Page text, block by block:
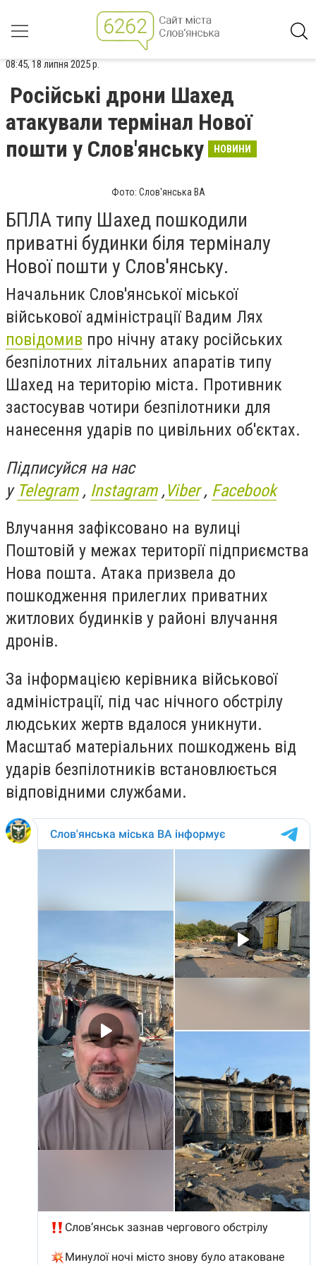
08:45, 18 липня 2025 р.
Російські дрони Шахед
атакували термінал Нової
пошти у Слов'янську
НОВИНИ
Фото: Слов'янська ВА
БПЛА типу Шахед пошкодили
приватні будинки біля терміналу
Нової пошти у Слов'янську.
Начальник Слов'янської міської
військової адміністрації Вадим Лях
повідомив про нічну атаку російських
безпілотних літальних апаратів типу
Шахед на територію міста. Противник
застосував чотири безпілотники для
нанесення ударів по цивільних об'єктах.
Підписуйся на нас
у Telegram, Instagram,Viber, Facebook
Влучання зафіксовано на вулиці
Поштовій у межах території підприємства
Нова пошта. Атака призвела до
пошкодження прилеглих приватних
житлових будинків у районі влучання
дронів.
За інформацією керівника військової
адміністрації, під час нічного обстрілу
людських жертв вдалося уникнути.
Масштаб матеріальних пошкоджень від
ударів безпілотників встановлюється
відповідними службами.